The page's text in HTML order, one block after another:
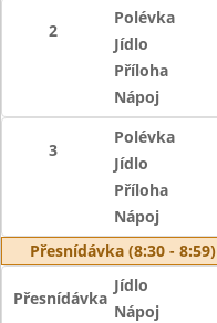
2
Polévka
Jídlo
Příloha
Nápoj
3
Polévka
Jídlo
Příloha
Nápoj
Přesnídávka (8:30 - 8:59)
Přesnídávka
Jídlo
Nápoj